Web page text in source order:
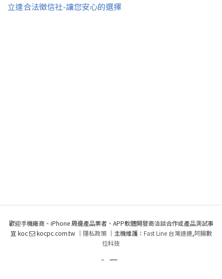
立達合法徵信社-讓您安心的選擇
歡迎手機廠商、iPhone 周邊產品業者、APP軟體開發商洽談合作或產品測試事
宜 koc
kocpc.com.tw ｜ 隱私政策｜主機維護： Fast Line 台灣速連,阿腸數
位科技